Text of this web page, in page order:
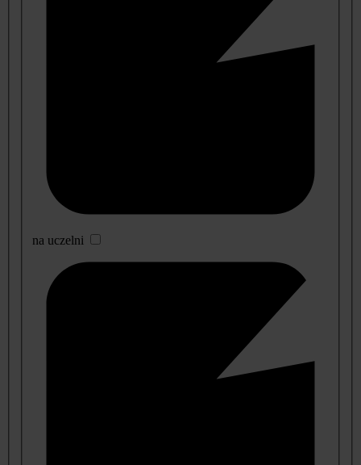
na uczelni